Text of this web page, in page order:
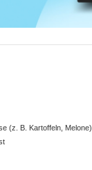
(z. B. Kartoffeln, Melone)